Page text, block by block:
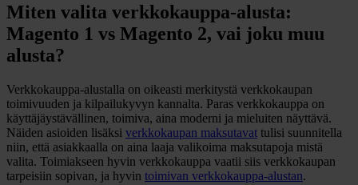
Miten valita verkkokauppa-alusta:
Magento 1 vs Magento 2, vai joku muu
alusta?
Verkkokauppa-alustalla on oikeasti merkitystä verkkokaupan
toimivuuden ja kilpailukyvyn kannalta. Paras verkkokauppa on
käyttäjäystävällinen, toimiva, aina moderni ja mieluiten näyttävä.
Näiden asioiden lisäksi verkkokaupan maksutavat tulisi suunnitella
niin, että asiakkaalla on aina laaja valikoima maksutapoja mistä
valita. Toimiakseen hyvin verkkokauppa vaatii siis verkkokaupan
tarpeisiin sopivan, ja hyvin toimivan verkkokauppa-alustan.